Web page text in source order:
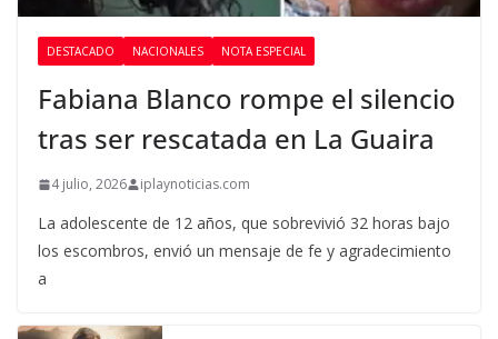
DESTACADO NACIONALES NOTA ESPECIAL
Fabiana Blanco rompe el silencio
tras ser rescatada en La Guaira
4 julio, 2026 iplaynoticias.com
La adolescente de 12 años, que sobrevivió 32 horas bajo
los escombros, envió un mensaje de fe y agradecimiento
a